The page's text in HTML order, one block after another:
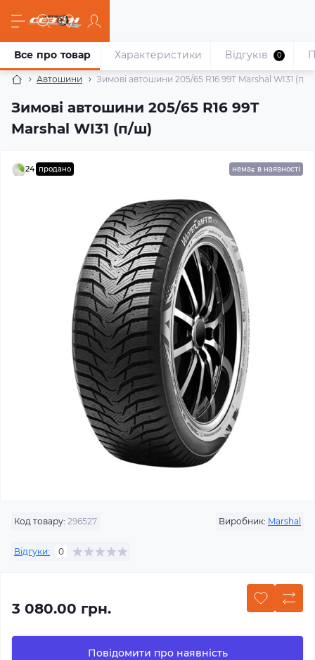
Автошини Зимові автошини 205/65 R16 99T Marshal WI31 (п/
Зимові автошини 205/65 R16 99T
Marshal WI31 (п/ш)
Все про товар Характеристики Відгуків 0
24 продано немає в наявності
Код товару: 296527 Виробник: Marshal
Відгуки: 0
3 080.00 грн.
Повідомити про наявність